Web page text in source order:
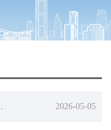
2026-05-05